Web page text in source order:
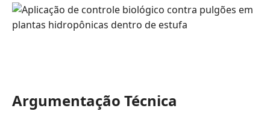
Argumentação Técnica